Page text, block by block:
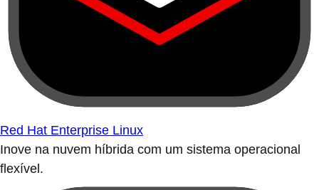
Red Hat Enterprise Linux
Inove na nuvem híbrida com um sistema operacional
flexível.